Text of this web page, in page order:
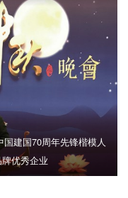
建国70周年先锋楷模人
优秀企业